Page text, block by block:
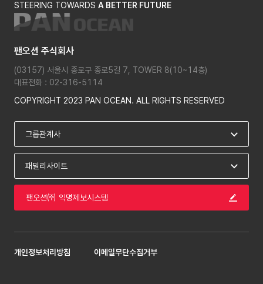
STEERING TOWARDS A BETTER FUTURE
팬오션 주식회사
(03157) 서울시 종로구 종로5길 7, TOWER 8(10~14층)
대표전화 : 02-316-5114
COPYRIGHT 2023 PAN OCEAN. ALL RIGHTS RESERVED
팬오션㈜ 익명제보시스템
개인정보처리방침 이메일무단수집거부